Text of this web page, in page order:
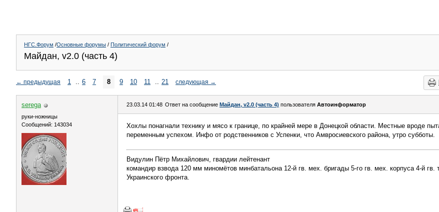
НГС.Форум /Основные форумы / Политический форум /
Майдан, v2.0 (часть 4)
← предыдущая 1 .. 6 7 8 9 10 11 .. 21 следующая →
serega
руки-ножницы
Сообщений: 143034
23.03.14 01:48 Ответ на сообщение Майдан, v2.0 (часть 4) пользователя Автоинформатор
Хохлы понагнали технику и мясо к границе, по крайней мере в Донецкой области. Местные вроде
переменным успехом. Инфо от родственников с Успенки, что Амвросиевского района, утро субботы.
Видулин Пётр Михайлович, гвардии лейтенант
командир взвода 120 мм миномётов минбатальона 12-й гв. мех. бригады 5-го гв. мех. корпуса 4-й гв.
Украинского фронта.